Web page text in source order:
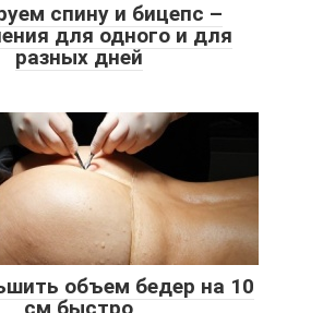
спину и бицепс –
для одного и для
разных дней
объем бедер на 10